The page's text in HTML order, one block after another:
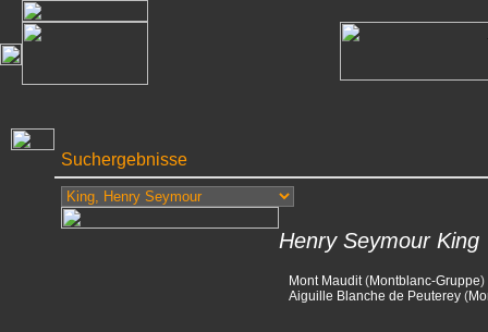
Suchergebnisse
Henry Seymour King
Mont Maudit(Montblanc-Gruppe)
Aiguille Blanche de Peuterey (